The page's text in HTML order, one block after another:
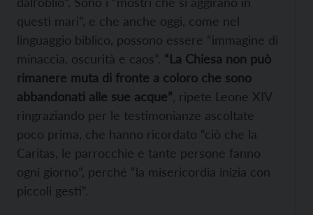
questi mari”, e che anche oggi, come nel
linguaggio biblico, possono essere “immagine di
minaccia, oscurità e caos”. “La Chiesa non può
rimanere muta di fronte a coloro che sono
abbandonati alle sue acque” , ripete Leone XIV
ringraziando per le testimonianze ascoltate
poco prima, che hanno ricordato “ciò che la
Caritas, le parrocchie e tante persone fanno
ogni giorno”, perché “la misericordia inizia con
piccoli gesti”.